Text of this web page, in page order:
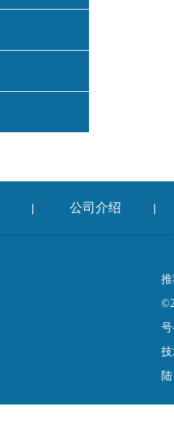
| 公司介绍 |
号
陆